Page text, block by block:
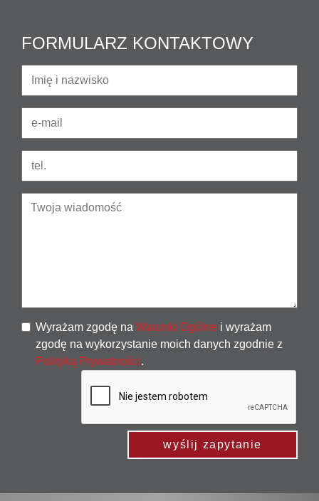
FORMULARZ KONTAKTOWY
Wyrażam zgodę na Warunki Ogólne i wyrażam
zgodę na wykorzystanie moich danych zgodnie z
Polityką Prywatności.
wyślij zapytanie